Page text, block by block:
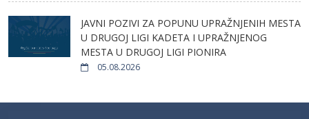
JAVNI POZIVI ZA POPUNU UPRAŽNJENIH MESTA
U DRUGOJ LIGI KADETA I UPRAŽNJENOG
MESTA U DRUGOJ LIGI PIONIRA
05.08.2026